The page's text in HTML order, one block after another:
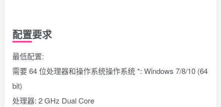
配置要求
最低配置:
需要 64 位处理器和操作系统操作系统 *: Windows 7/8/10 (64
bit)
处理器: 2 GHz Dual Core